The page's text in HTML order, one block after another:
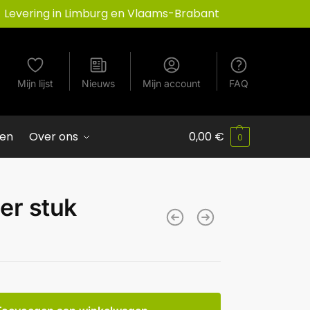
Levering in Limburg en Vlaams-Brabant
Mijn lijst Nieuws Mijn account FAQ
Over ons 0,00 € 0
stuk